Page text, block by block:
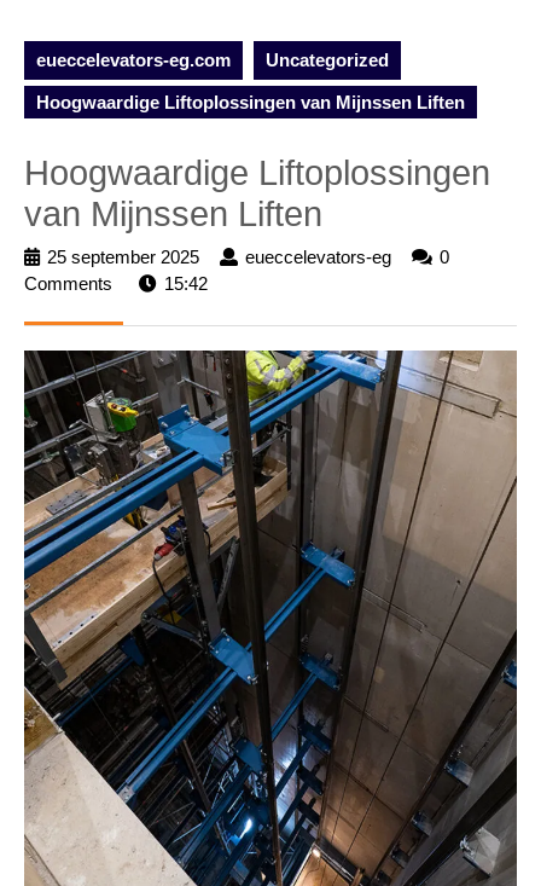
eueccelevators-eg.com Uncategorized
Hoogwaardige Liftoplossingen van Mijnssen Liften
Hoogwaardige Liftoplossingen
van Mijnssen Liften
25 september 2025
25
september
eueccelevators-eg
eueccelevators-
0
Comments
15:42